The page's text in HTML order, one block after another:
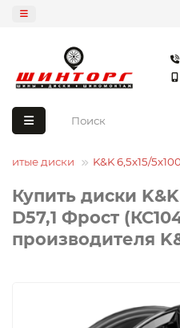
Литые диски K&K 6,5x15/
Купить диски
D57,1 Фрост
производителя